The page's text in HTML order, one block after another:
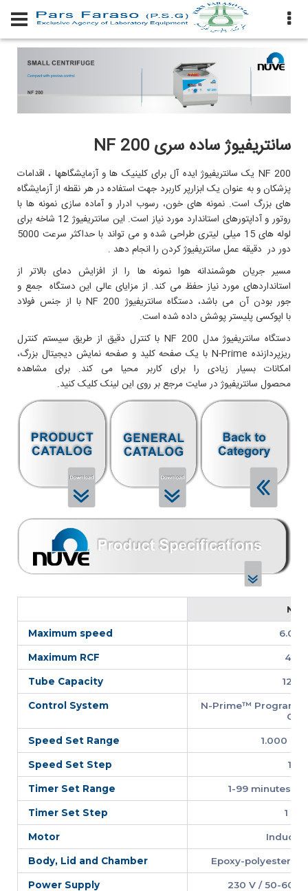
سانتريفيوژ ساده سری NF 200
NF 200 یک سانتریفیوژ ایده آل برای کلینیک ها و آزمايشگاهها ، اقدامات
پزشکان و به عنوان یک ابزارپر کاربرد جهت استفاده در هر نقطه از آزمایشگاه
های بزرگ است. نمونه های خون، رسوب ادرار و آماده سازی نمونه ها با
روتور و آداپتورهای استاندارد مورد نیاز است. اين سانتریفیوژ 12 شاخه برای
لوله های 15 میلی ليتری طراحی شده و می تواند با حداکثر سرعت 5000
دور در دقیقه عمل سانتریفیوژ کردن را انجام دهد .
مسیر جریان هوشمندانه هوا نمونه ها را از افزایش دمای بالاتر از
استانداردهای مورد نیاز حفظ می کند. از مزایای عالی اين دستگاه جمع و
جور بودن آن می باشد، دستگاه سانتریفیوژ NF 200 با از جنس فولاد
با اپوکسی پلیستر پوشش داده شده است.
دستگاه سانتریفیوژ مدل NF 200 با کنترل دقیق از طریق سیستم کنترل
ریزپردازنده N-Prime با یک صفحه کلید و صفحه نمایش دیجیتال بزرگ،
امکانات بسیار زیادی را برای کاربر محيا می کند. برای مشاهده
محصول سانتريفيوژ در سایت مرجع بر روی این لینک کلیک کنید.
NF
Maximum speed
Maximum RCF
Tube Capacity 12 x
Control System
N-Prime™
Speed Set Range 1.000 -
Speed Set Step 10
Timer Set Range 1-99 minutes
Timer Set Step 1
Motor
Body, Lid and Chamber Epoxy-polyester
Power Supply 230 V / 50-60